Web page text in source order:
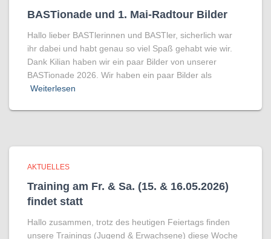
BASTionade und 1. Mai-Radtour Bilder
Hallo lieber BASTlerinnen und BASTler, sicherlich war
ihr dabei und habt genau so viel Spaß gehabt wie wir.
Dank Kilian haben wir ein paar Bilder von unserer
BASTionade 2026. Wir haben ein paar Bilder als
Weiterlesen
AKTUELLES
Training am Fr. & Sa. (15. & 16.05.2026)
findet statt
Hallo zusammen, trotz des heutigen Feiertags finden
unsere Trainings (Jugend & Erwachsene) diese Woche